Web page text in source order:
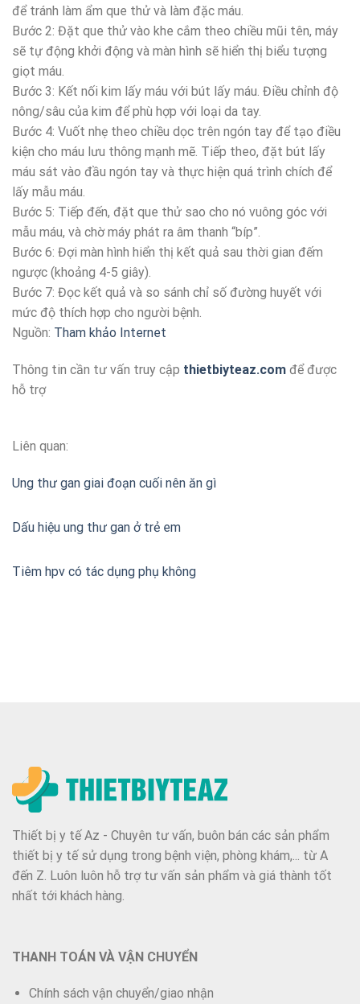
để tránh làm ẩm que thử và làm đặc máu.
Bước 2: Đặt que thử vào khe cắm theo chiều mũi tên, máy
sẽ tự động khởi động và màn hình sẽ hiển thị biểu tượng
giọt máu.
Bước 3: Kết nối kim lấy máu với bút lấy máu. Điều chỉnh độ
nông/sâu của kim để phù hợp với loại da tay.
Bước 4: Vuốt nhẹ theo chiều dọc trên ngón tay để tạo điều
kiện cho máu lưu thông mạnh mẽ. Tiếp theo, đặt bút lấy
máu sát vào đầu ngón tay và thực hiện quá trình chích để
lấy mẫu máu.
Bước 5: Tiếp đến, đặt que thử sao cho nó vuông góc với
mẫu máu, và chờ máy phát ra âm thanh “bíp”.
Bước 6: Đợi màn hình hiển thị kết quả sau thời gian đếm
ngược (khoảng 4-5 giây).
Bước 7: Đọc kết quả và so sánh chỉ số đường huyết với
mức độ thích hợp cho người bệnh.
Nguồn: Tham khảo Internet
Thông tin cần tư vấn truy cập thietbiyteaz.com để được
hỗ trợ
Liên quan:
Ung thư gan giai đoạn cuối nên ăn gì
Dấu hiệu ung thư gan ở trẻ em
Tiêm hpv có tác dụng phụ không
Thiết bị y tế Az - Chuyên tư vấn, buôn bán các sản phẩm
thiết bị y tế sử dụng trong bệnh viện, phòng khám,... từ A
đến Z. Luôn luôn hỗ trợ tư vấn sản phẩm và giá thành tốt
nhất tới khách hàng.
THANH TOÁN VÀ VẬN CHUYỂN
Chính sách vận chuyển/giao nhận